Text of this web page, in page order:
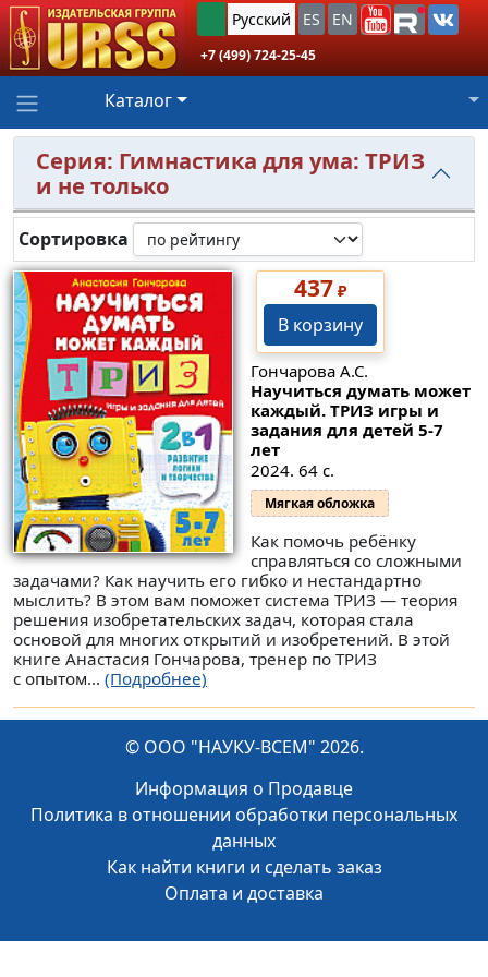
Русский ES EN
+7 (499) 724-25-45
Каталог
Серия: Гимнастика для ума: ТРИЗ
и не только
Сортировка
437₽
В корзину
Гончарова А.С.
Научиться думать может
каждый. ТРИЗ игры и
задания для детей 5-7
лет
2024. 64 с.
Мягкая обложка
Как помочь ребёнку
справляться со сложными
задачами? Как научить его гибко и нестандартно
мыслить? В этом вам поможет система ТРИЗ — теория
решения изобретательских задач, которая стала
основой для многих открытий и изобретений. В этой
книге Анастасия Гончарова, тренер по ТРИЗ
с опытом... (Подробнее)
© ООО "НАУКУ-ВСЕМ" 2026.
Информация о Продавце
Политика в отношении обработки персональных
данных
Как найти книги и сделать заказ
Оплата и доставка